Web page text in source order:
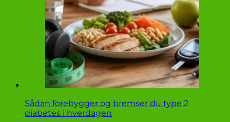
Sådan forebygger og bremser du type 2
diabetes i hverdagen